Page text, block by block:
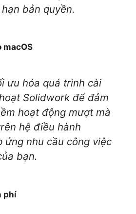
bản quyền.
macOS
ưu hóa quá trình cài
Solidwork để đảm
hoạt động mượt mà
hệ điều hành
ứng nhu cầu công việc
bạn.
phí